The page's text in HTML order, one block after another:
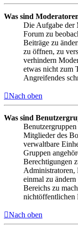
Was sind
Die Aufgabe der
Forum zu
Beiträge zu
zu öffnen, zu
verhindern
etwas nicht zum
Angreifendes
Nach oben
Was sind
Mitglieder des
verwaltbare
Gruppen
Berechtigungen
Administratoren,
einmal zu
Bereichs zu
nichtöffentlichen
Nach oben